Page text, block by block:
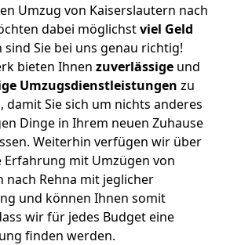
Umzug von Kaiserslautern nach
dabei möglichstviel Geld
sind Sie bei uns genau richtig!
bieten Ihnen zuverlässige und
Umzugsdienstleistungen zu
damit Sie sich um nichts anderes
Dinge in Ihrem neuen Zuhause
Weiterhin verfügen wir über
mit Umzügen von
nach Rehna mit jeglicher
und können Ihnen somit
wir für jedes Budget eine
finden werden.